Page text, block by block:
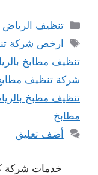
التصنيفات
تنظيف الرياض
الوسوم
ارخص شركة
تنظيف مطابخ
شركة تنظيف
تنظيف مطبخ
مطابخ
أضف تعليق
خدمات شركة